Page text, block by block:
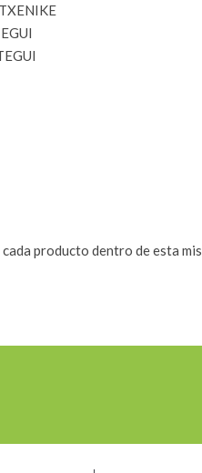
producto dentro de esta